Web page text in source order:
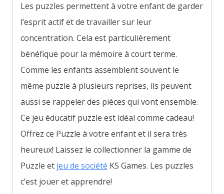
Les puzzles permettent à votre enfant de garder
l’esprit actif et de travailler sur leur
concentration. Cela est particulièrement
bénéfique pour la mémoire à court terme.
Comme les enfants assemblent souvent le
même puzzle à plusieurs reprises, ils peuvent
aussi se rappeler des pièces qui vont ensemble.
Ce jeu éducatif puzzle est idéal comme cadeau!
Offrez ce Puzzle à votre enfant et il sera très
heureux! Laissez le collectionner la gamme de
Puzzle et jeu de société KS Games. Les puzzles
c’est jouer et apprendre!